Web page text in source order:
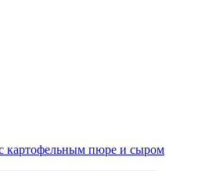
с картофельным пюре и сыром